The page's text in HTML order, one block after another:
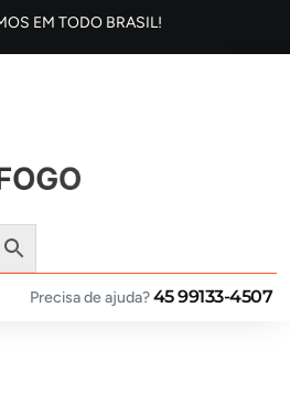
EM TODO BRASIL!
Precisa de ajuda?45 99133-4507